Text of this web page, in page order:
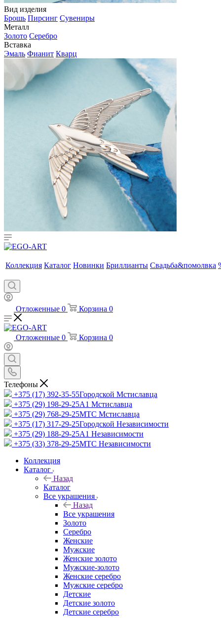
Вид изделия
Брошь Пирсинг Сувениры
Металл
Золото Серебро
Вставка
Эмаль Фианит Кварц
Коллекция Каталог Новинки Бриллианты Свадьба&помолвка
Отложенные 0 Корзина 0
Отложенные 0 Корзина 0
Телефоны
+375 (17) 392-35-55Городской Мстиславца
+375 (29) 198-29-25A1 Мстиславца
+375 (29) 768-29-25МТС Мстиславца
+375 (17) 317-29-25Городской Независимости
+375 (29) 188-29-25A1 Независимости
+375 (33) 378-29-25МТС Независимости
Коллекция
Каталог
Назад
Каталог
Все украшения
Назад
Все украшения
Золото
Серебро
Женские
Мужские
Женские золото
Мужские-золото
Женские серебро
Мужские серебро
Детские
Детские золото
Детские серебро